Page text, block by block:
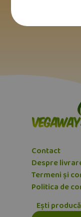
Contact
Despre
Termeni și
Politica de
Ești